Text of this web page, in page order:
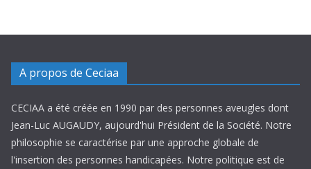
A propos de Ceciaa
CECIAA a été créée en 1990 par des personnes aveugles dont
Jean-Luc AUGAUDY, aujourd'hui Président de la Société. Notre
philosophie se caractérise par une approche globale de
l'insertion des personnes handicapées. Notre politique est de